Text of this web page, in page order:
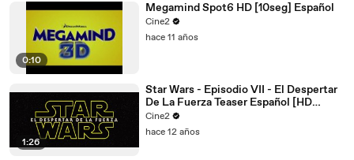
0:10
Megamind Spot6 HD [10seg] Español
Cine2
hace 11 años
1:26
Star Wars - Episodio VII - El Despertar
De La Fuerza Teaser Español [HD
1080p]
Cine2
hace 12 años